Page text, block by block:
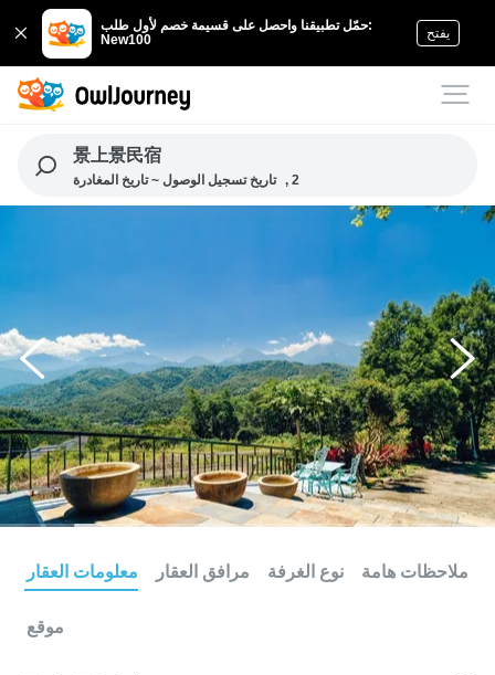
حمّل تطبيقنا واحصل على قسيمة خصم لأول طلب:
New100
يفتح
景上景民宿
تاريخ تسجيل الوصول ~ تاريخ المغادرة , 2
معلومات العقار مرافق العقار نوع الغرفة ملاحظات هامة
موقع